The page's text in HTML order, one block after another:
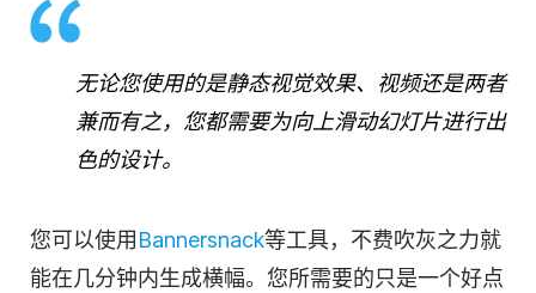
无论您使用的是静态视觉效果、视频还是两者
兼而有之，您都需要为向上滑动幻灯片进行出
色的设计。
您可以使用 Bannersnack等工具，不费吹灰之力就
能在几分钟内生成横幅。您所需要的只是一个好点